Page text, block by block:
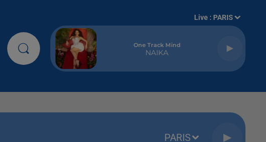
Live : PARIS
One Track Mind
NAIKA
PARIS